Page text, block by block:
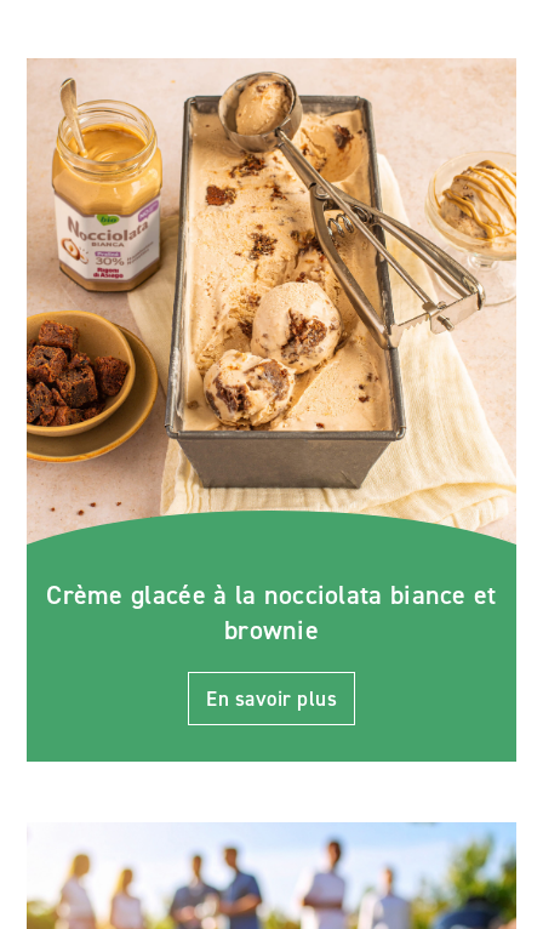
Crème glacée à la nocciolata biance et
brownie
En savoir plus